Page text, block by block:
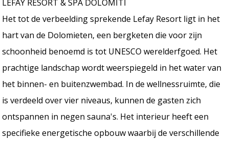
LEFAY RESORT & SPA DOLOMITI
Het tot de verbeelding sprekende Lefay Resort ligt in het
hart van de Dolomieten, een bergketen die voor zijn
schoonheid benoemd is tot UNESCO werelderfgoed. Het
prachtige landschap wordt weerspiegeld in het water van
het binnen- en buitenzwembad. In de wellnessruimte, die
is verdeeld over vier niveaus, kunnen de gasten zich
ontspannen in negen sauna's. Het interieur heeft een
specifieke energetische opbouw waarbij de verschillende